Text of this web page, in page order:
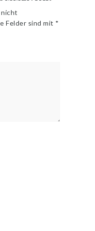
Felder sind mit *